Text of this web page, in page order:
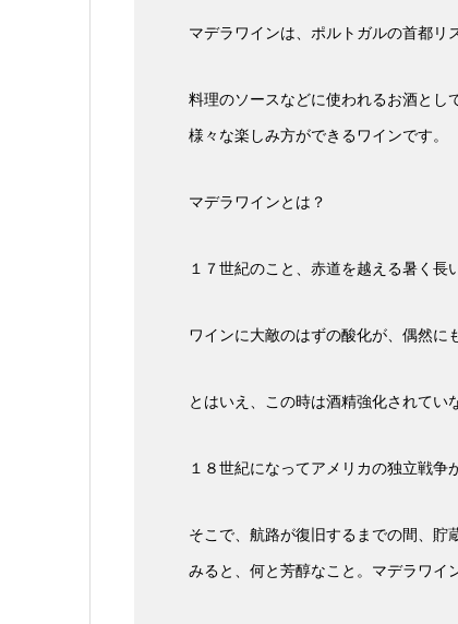
マデラワインは、ポルトガルの首都リ
料理のソースなどに使われるお酒とし
様々な楽しみ方ができるワインです。
マデラワインとは？
１７世紀のこと、赤道を越える暑く長
ワインに大敵のはずの酸化が、偶然に
とはいえ、この時は酒精強化されてい
１８世紀になってアメリカの独立戦争
そこで、航路が復旧するまでの間、貯
みると、何と芳醇なこと。マデラワイ